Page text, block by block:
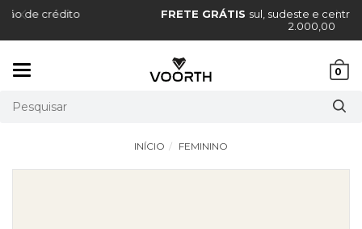
FRETE GRÁTIS
sul, sudeste e centro-oeste, acima de R$
0
INÍCIO FEMININO